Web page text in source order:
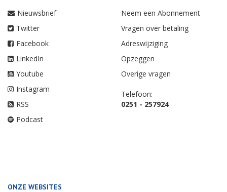
Nieuwsbrief
Twitter
Facebook
LinkedIn
Youtube
Instagram
RSS
Podcast
Neem een Abonnement
Vragen over betaling
Adreswijziging
Opzeggen
Overige vragen
Telefoon:
0251 - 257924
ONZE WEBSITES